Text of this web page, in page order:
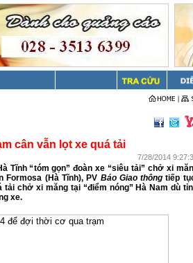
cân vẫn lọt xe quá tải
7/28/2014
Tĩnh “tóm gọn” đoàn xe “siêu tải” chở xi
Formosa (Hà Tĩnh), PV Báo Giao thôngtiếp
tải chở xi măng tại “điểm nóng” Hà Nam dù
xe.